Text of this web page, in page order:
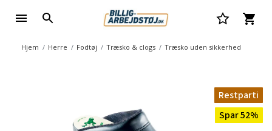
Hjem Herre Fodtøj Træsko & clogs Træsko uden sikkerhed
Restparti
Spar 52%